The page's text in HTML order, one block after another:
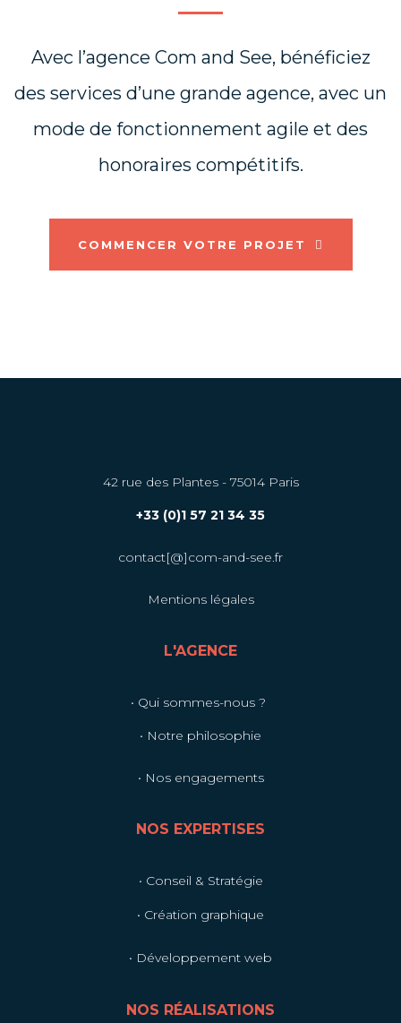
Avec l’agence Com and See, bénéficiez
des services d’une grande agence, avec un
mode de fonctionnement agile et des
honoraires compétitifs.
COMMENCER VOTRE PROJET
42 rue des Plantes - 75014 Paris
+33 (0)1 57 21 34 35
contact[@]com-and-see.fr
Mentions légales
L'AGENCE
• Qui sommes-nous ?
• Notre philosophie
• Nos engagements
NOS EXPERTISES
• Conseil & Stratégie
• Création graphique
• Développement web
NOS RÉALISATIONS